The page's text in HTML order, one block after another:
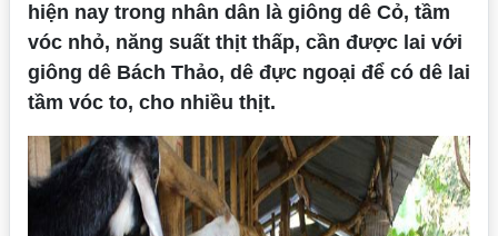
hiện nay trong nhân dân là giông dê Cỏ, tầm
vóc nhỏ, năng suất thịt thấp, cần được lai với
giông dê Bách Thảo, dê đực ngoại để có dê lai
tầm vóc to, cho nhiều thịt.